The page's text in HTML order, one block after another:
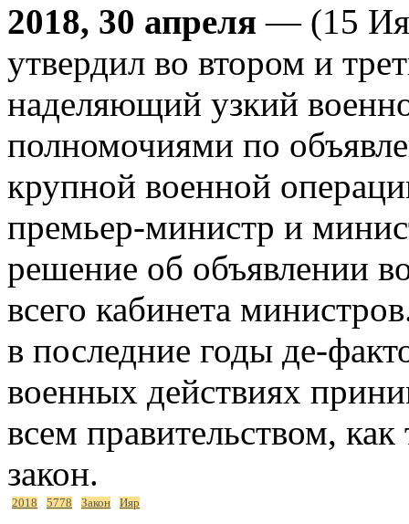
2018, 30 апреля — (15
утвердил во втором и
наделяющий узкий
полномочиями по
крупной военной
премьер-министр и
решение об объявлении
всего кабинета
в последние годы де-
военных действиях
всем правительством,
закон.
2018 5778 Закон Ияр